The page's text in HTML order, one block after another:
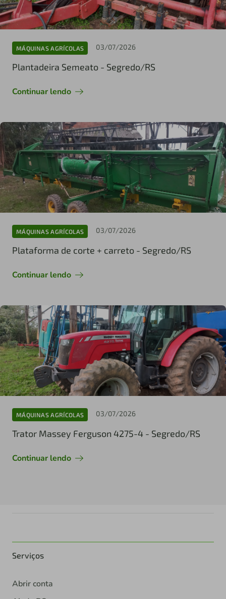
MÁQUINAS AGRÍCOLAS 03/07/2026
Plantadeira Semeato - Segredo/RS
Continuar lendo
MÁQUINAS AGRÍCOLAS 03/07/2026
Plataforma de corte + carreto - Segredo/RS
Continuar lendo
MÁQUINAS AGRÍCOLAS 03/07/2026
Trator Massey Ferguson 4275-4 - Segredo/RS
Continuar lendo
Serviços
Abrir conta